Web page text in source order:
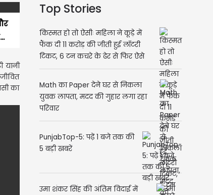
यानी
का
Top Stories
किस्मत हो तो ऐसीः महिला ने कूड़े में
फैंक दी 11 करोड़ की जीती हुई लॉटरी
टिकट, 6 टन कचरे के ढेर से फिर ऐसे
मिल गई वापस
Math का Paper देने घर से निकला
युवक लापता, मदद की गुहार लगा रहा
परिवार
PunjabTop-5: पढ़ें 1 बजे तक की
5 बड़ी खबरें
उमा शंकर सिंह की अंतिम विदाई में